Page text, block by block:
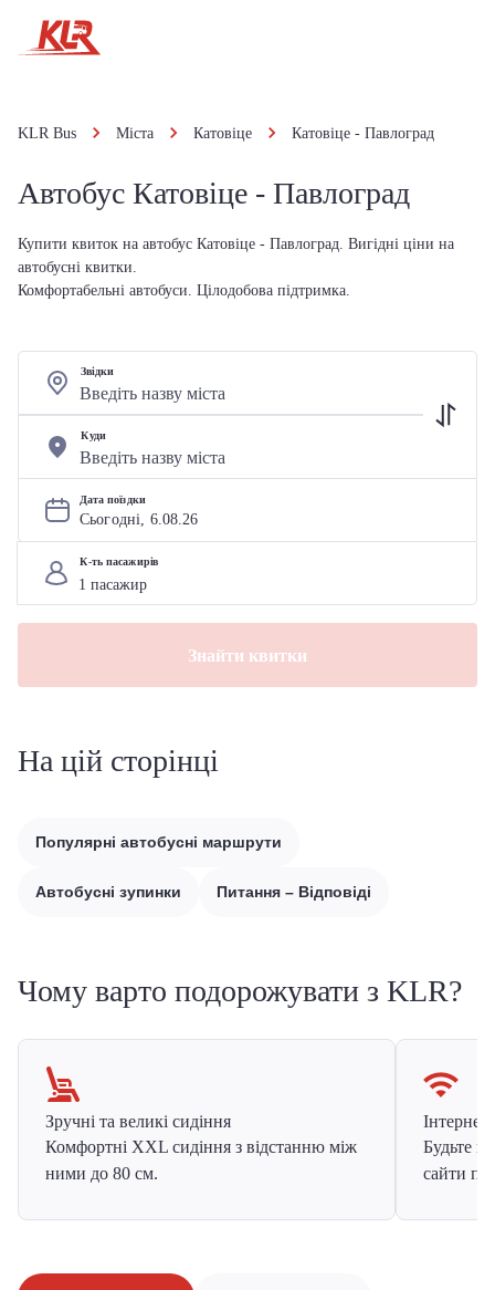
KLR Bus Міста Катовіце Катовіце - Павлоград
Автобус Катовіце - Павлоград
Купити квиток на автобус Катовіце - Павлоград. Вигідні ціни на
автобусні квитки.
Комфортабельні автобуси. Цілодобова підтримка.
Звідки
Куди
Дата поїздки
Сьогодні, 6.08.26
К-ть пасажирів
Знайти квитки
На цій сторінці
Популярні автобусні маршрути
Автобусні зупинки Питання – Відповіді
Чому варто подорожувати з KLR?
Зручні та великі сидіння
Комфортні XXL сидіння з відстанню між
ними до 80 см.
Інтернет
Будьте
сайти